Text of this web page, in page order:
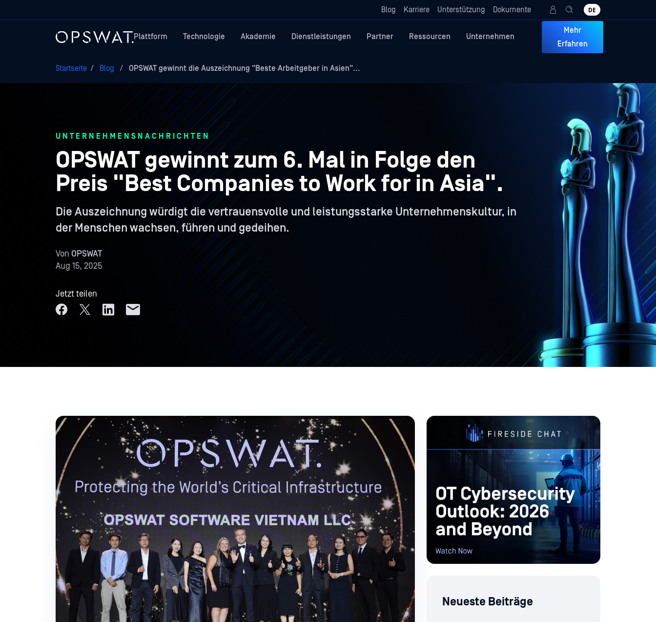
Blog Karriere Unterstützung Dokumente DE
Plattform Technologie Akademie Dienstleistungen Partner Ressourcen Unternehmen
Mehr
Erfahren
Startseite / Blog / OPSWAT gewinnt die Auszeichnung "Beste Arbeitgeber in Asien"...
UNTERNEHMENSNACHRICHTEN
OPSWAT gewinnt zum 6. Mal in Folge den
Preis "Best Companies to Work for in Asia".
Die Auszeichnung würdigt die vertrauensvolle und leistungsstarke Unternehmenskultur, in
der Menschen wachsen, führen und gedeihen.
Von OPSWAT
Aug 15, 2025
Jetzt teilen
Neueste Beiträge